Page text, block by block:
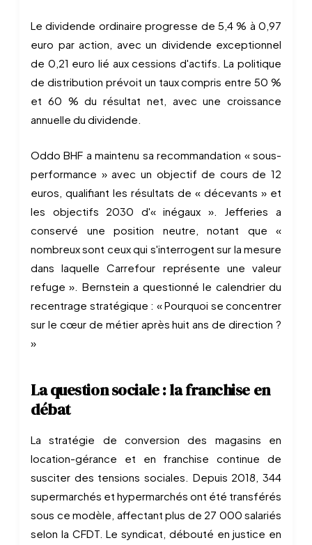
Le dividende ordinaire progresse de 5,4 % à 0,97
euro par action, avec un dividende exceptionnel
de 0,21 euro lié aux cessions d'actifs. La politique
de distribution prévoit un taux compris entre 50 %
et 60 % du résultat net, avec une croissance
annuelle du dividende.
Oddo BHF a maintenu sa recommandation « sous-
performance » avec un objectif de cours de 12
euros, qualifiant les résultats de « décevants » et
les objectifs 2030 d'« inégaux ». Jefferies a
conservé une position neutre, notant que «
nombreux sont ceux qui s'interrogent sur la mesure
dans laquelle Carrefour représente une valeur
refuge ». Bernstein a questionné le calendrier du
recentrage stratégique : « Pourquoi se concentrer
sur le cœur de métier après huit ans de direction ?
»
La question sociale : la franchise en
débat
La stratégie de conversion des magasins en
location-gérance et en franchise continue de
susciter des tensions sociales. Depuis 2018, 344
supermarchés et hypermarchés ont été transférés
sous ce modèle, affectant plus de 27 000 salariés
selon la CFDT. Le syndicat, débouté en justice en